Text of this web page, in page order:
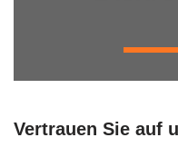
Vertrauen Sie auf